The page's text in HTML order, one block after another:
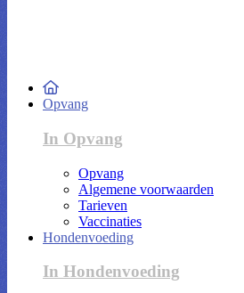
Opvang
In Opvang
Opvang
Algemene voorwaarden
Tarieven
Vaccinaties
Hondenvoeding
In Hondenvoeding